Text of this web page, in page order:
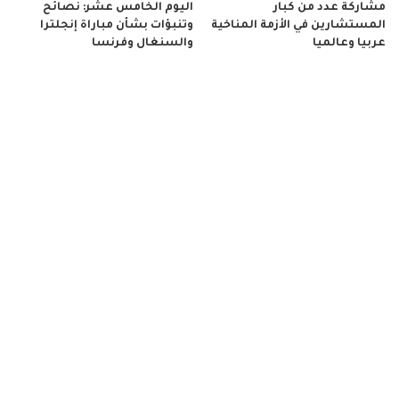
مشاركة عدد من كبار
المستشارين في الأزمة المناخية
عربيا وعالميا
اليوم الخامس عشر: نصائح
وتنبؤات بشأن مباراة إنجلترا
والسنغال وفرنسا